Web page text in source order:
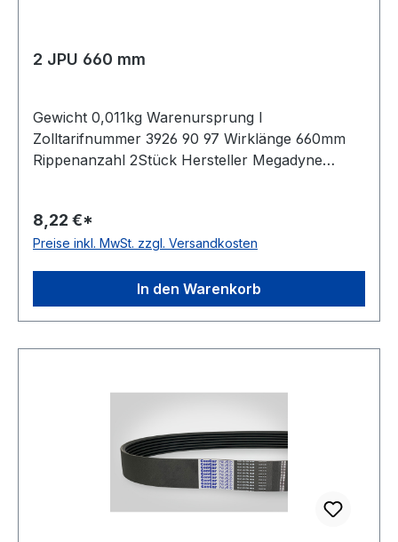
2 JPU 660 mm
Gewicht 0,011kg Warenursprung I
Zolltarifnummer 3926 90 97 Wirklänge 660mm
Rippenanzahl 2Stück Hersteller Megadyne
8,22 €*
Preise inkl. MwSt. zzgl. Versandkosten
In den Warenkorb